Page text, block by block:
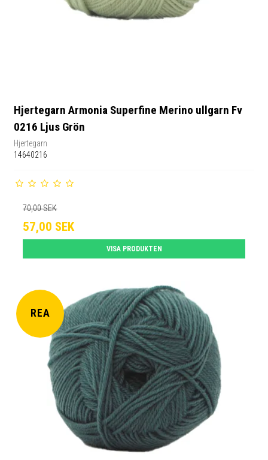
Hjertegarn Armonia Superfine Merino ullgarn Fv
0216 Ljus Grön
Hjertegarn
14640216
70,00 SEK
57,00 SEK
VISA PRODUKTEN
REA